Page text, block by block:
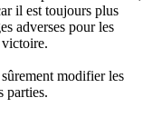
il est toujours plus
adverses pour les
modifier les
parties.